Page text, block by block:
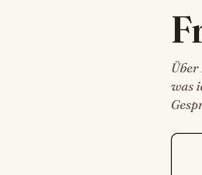
Über
was